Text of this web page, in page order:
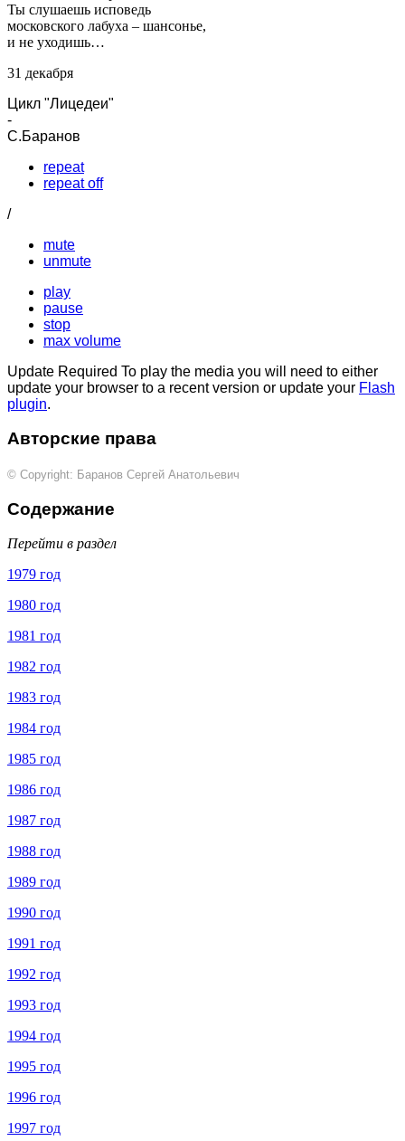
Ты слушаешь исповедь
московского лабуха – шансонье,
и не уходишь…
31 декабря
Цикл "Лицедеи"
-
С.Баранов
repeat
repeat off
/
mute
unmute
play
pause
stop
max volume
Update Required To play the media you will need to either
update your browser to a recent version or update your Flash
plugin.
Авторские права
© Copyright: Баранов Сергей Анатольевич
Содержание
Перейти в раздел
1979 год
1980 год
1981 год
1982 год
1983 год
1984 год
1985 год
1986 год
1987 год
1988 год
1989 год
1990 год
1991 год
1992 год
1993 год
1994 год
1995 год
1996 год
1997 год